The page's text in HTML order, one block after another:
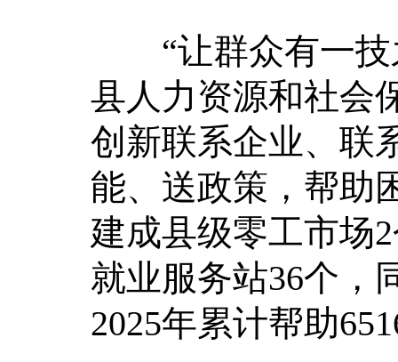
“让群众有一技
县人力资源和社会
创新联系企业、联
能、送政策，帮助
建成县级零工市场
就业服务站36个，
2025年累计帮助